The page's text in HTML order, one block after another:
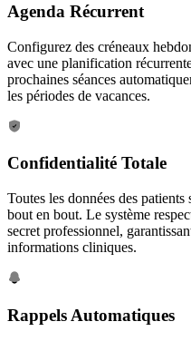
Agenda Récurrent
Configurez des créneaux
avec une planification
prochaines séances
les périodes de vacances.
Confidentialité Totale
Toutes les données des
bout en bout. Le système
secret professionnel,
informations cliniques.
Rappels Automatiques